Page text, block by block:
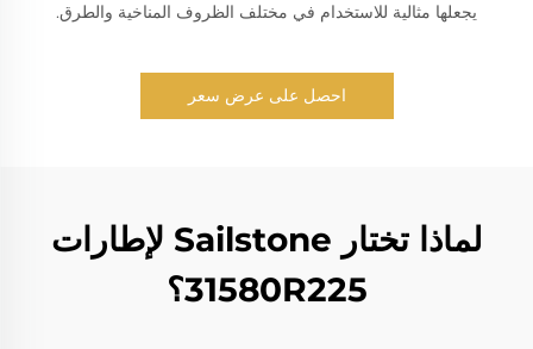
يجعلها مثالية للاستخدام في مختلف الظروف المناخية والطرق.
احصل على عرض سعر
لماذا تختار Sailstone لإطارات
31580R225؟